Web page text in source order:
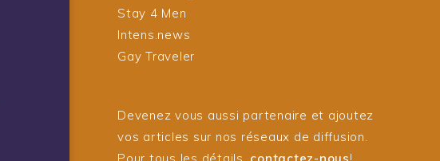
Stay 4 Men
Intens.news
Gay Traveler
Devenez vous aussi partenaire et ajoutez
vos articles sur nos réseaux de diffusion.
Pour tous les détails, contactez-nous!